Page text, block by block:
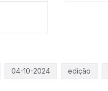
04-10-2024 edição